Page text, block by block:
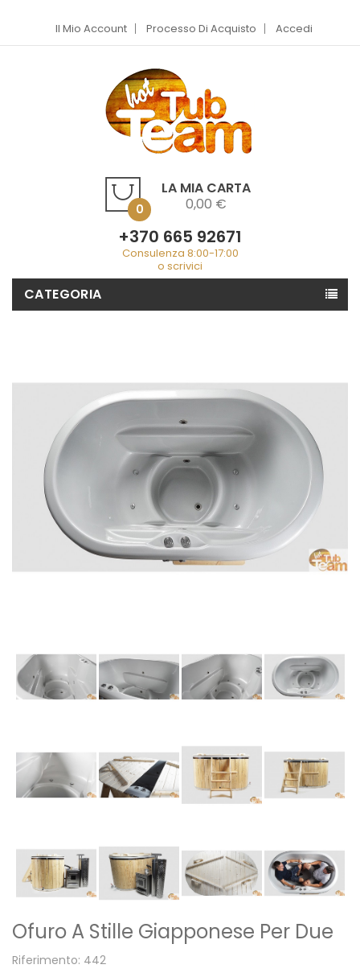
Il Mio Account Processo Di Acquisto Accedi
LA MIA CARTA
0 0,00 €
+370 665 92671
Consulenza 8:00-17:00
o scrivici
CATEGORIA
Ofuro A Stille Giapponese Per Due
Riferimento: 442